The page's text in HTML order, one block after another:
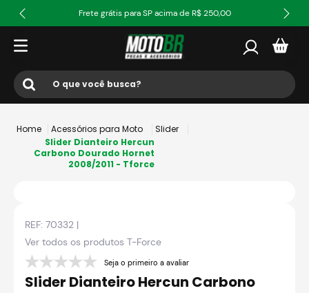
Frete grátis para SP acima de R$ 250,00
O que você busca?
ls2
norisk
5º capacete ls2
6 º jaqueta
7º bau
Acessórios para Moto
Slider
Slider Dianteiro Hercun
Carbono Dourado Hornet
2008/2011 - Tforce
REF: 70332 |
Ver todos os produtos T-Force
Seja o primeiro a avaliar
Slider Dianteiro Hercun Carbono